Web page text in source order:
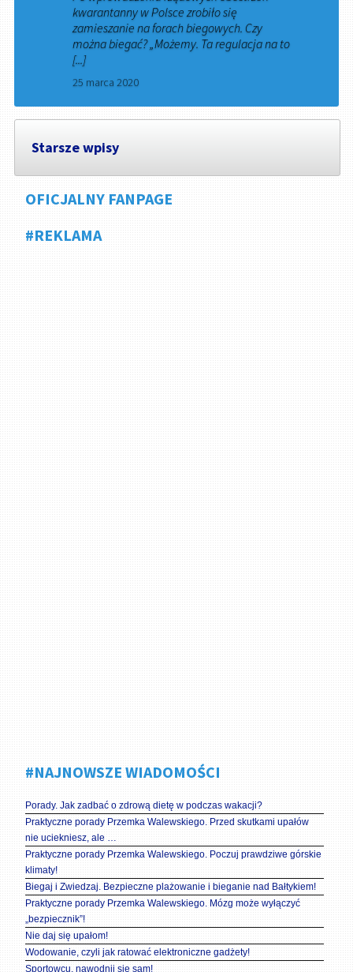
kwarantanny w Polsce zrobiło się
zamieszanie na forach biegowych. Czy
można biegać? „Możemy. Ta regulacja na to
[...]
25 marca 2020
Starsze wpisy
OFICJALNY FANPAGE
#REKLAMA
#NAJNOWSZE WIADOMOŚCI
Porady. Jak zadbać o zdrową dietę w podczas wakacji?
Praktyczne porady Przemka Walewskiego. Przed skutkami upałów
nie uciekniesz, ale …
Praktyczne porady Przemka Walewskiego. Poczuj prawdziwe górskie
klimaty!
Biegaj i Zwiedzaj. Bezpieczne plażowanie i bieganie nad Bałtykiem!
Praktyczne porady Przemka Walewskiego. Mózg może wyłączyć
„bezpiecznik”!
Nie daj się upałom!
Wodowanie, czyli jak ratować elektroniczne gadżety!
Sportowcu, nawodnij się sam!